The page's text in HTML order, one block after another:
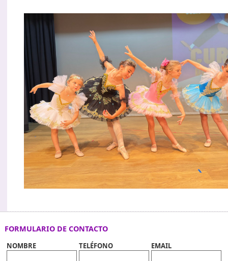
FORMULARIO DE CONTACTO
NOMBRE TELÉFONO EMAIL